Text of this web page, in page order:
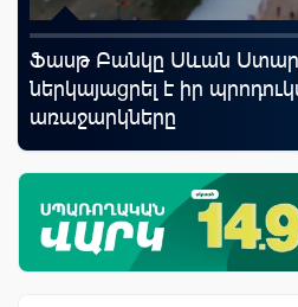
Ֆասթ Բանկը Սևան
ներկայացրել է իր
առաջարկները